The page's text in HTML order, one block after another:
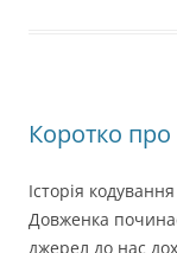
Коротко про
Історія
Довженка
джерел до нас